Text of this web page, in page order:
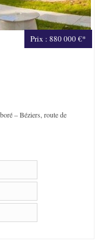
Prix : 880 000 €*
– Béziers, route de